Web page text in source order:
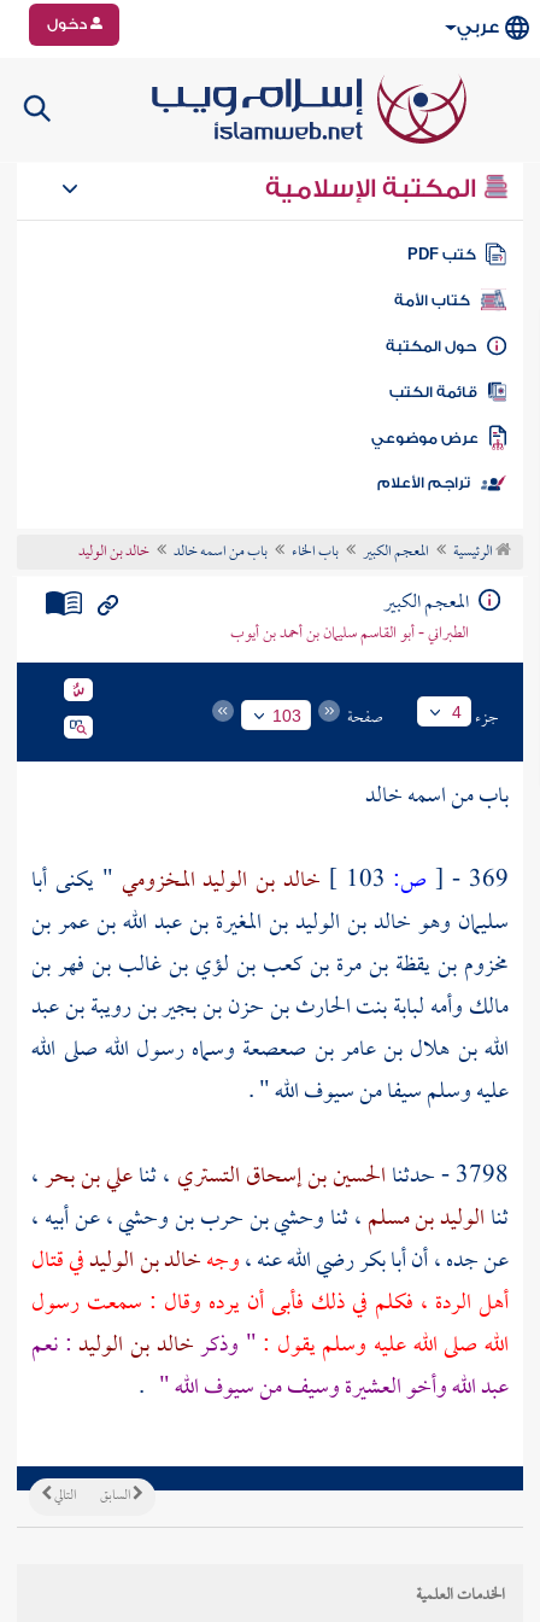
عربي دخول
المكتبة الإسلامية
كتب PDF
كتاب الأمة
المكتبة
الكتب
موضوعي
تراجم الأعلام
الرئيسية المعجم الكبير باب الخاء باب من اسمه خالد خالد بن الوليد
المعجم الكبير
الطبراني - أبو القاسم سليمان بن أحمد بن أيوب
جزء 4 صفحة 103
باب من اسمه خالد
369 -
[ ص: خالد بن الوليد المخزومي " يكنىأبا
سليمان وهوخالد بن الوليد بن المغيرة بن عبد الله بن عمر بن
مخزوم بن يقظة بن مرة بن كعب بن لؤي بن غالب بن فهر بن
مالكوأمهلبابة بنت الحارث بن حزن بن بجير بن رويبة بن عبد
الله بن هلال بن عامر بن صعصعة وسماه رسول الله صلى الله
عليه وسلم سيفا من سيوف الله " .
3798 - حدثنا
الحسين بن إسحاق التستري ، ثناعلي بن بحر،
ثناالوليد بن مسلم، ثناوحشي بن حرب بن وحشي، عن أبيه ،
عن جده ، أنأبا بكررضي الله عنه ،وجهخالد بن الوليدفي قتال
أهل الردة ، فكلم في ذلك فأبى أن يرده وقال : سمعت رسول
الله صلى الله عليه وسلم يقول :" وذكرخالد بن الوليد: نعم
عبد الله وأخو العشيرة وسيف من سيوف الله " .
التالي السابق
الخدمات العلمية